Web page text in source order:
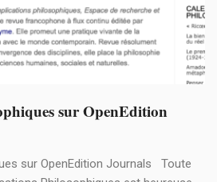
sur OpenEdition
sur OpenEdition Journals Toute